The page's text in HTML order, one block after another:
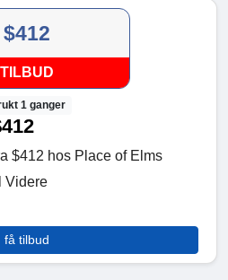
$412
TILBUD
1 ganger
$412 hos Place of Elms
Videre
få tilbud